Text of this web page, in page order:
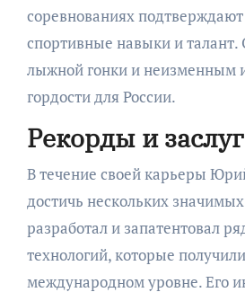
соревнованиях
спортивные навыки и талант.
лыжной гонки и неизменным
гордости для России.
Рекорды и
В течение своей карьеры
достичь нескольких
разработал и запатентовал
технологий, которые
международном уровне. Его